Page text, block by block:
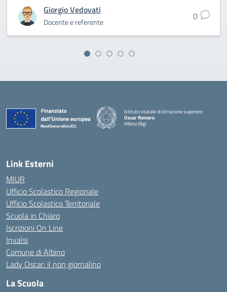
Giorgio Vedovati
Docente e referente 0
Istituto statale di istruzione superiore
Oscar Romero
Albino (Bg)
Link Esterni
MIUR
Ufficio Scolastico Regionale
Ufficio Scolastico Territoriale
Scuola in Chiaro
Iscrizioni On Line
Invalsi
Comune di Albino
Lady Oscar: il non giornalino
La Scuola